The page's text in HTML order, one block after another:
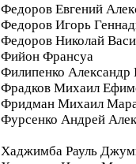
Федоров Евгений
Федоров Игорь
Федоров Николай
Фийон Франсуа
Филипенко Александр
Фрадков Михаил
Фридман Михаил
Фурсенко Андрей
Хаджимба Рауль